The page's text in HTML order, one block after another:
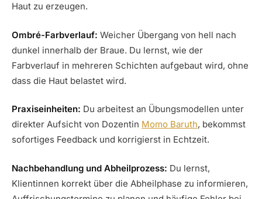
Haut zu erzeugen.
Ombré-Farbverlauf: Weicher Übergang von hell nach
dunkel innerhalb der Braue. Du lernst, wie der
Farbverlauf in mehreren Schichten aufgebaut wird, ohne
dass die Haut belastet wird.
Praxiseinheiten: Du arbeitest an Übungsmodellen unter
direkter Aufsicht von Dozentin Momo Baruth, bekommst
sofortiges Feedback und korrigierst in Echtzeit.
Nachbehandlung und Abheilprozess: Du lernst,
Klientinnen korrekt über die Abheilphase zu informieren,